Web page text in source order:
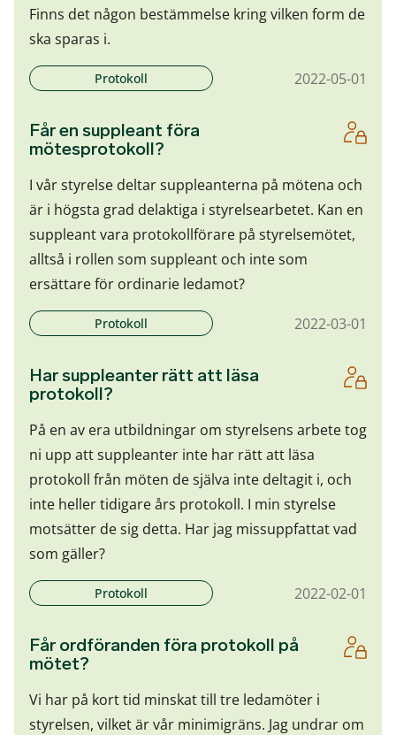
Finns det någon bestämmelse kring vilken form de
ska sparas i.
Protokoll 2022-05-01
Får en suppleant föra
mötesprotokoll?
I vår styrelse deltar suppleanterna på mötena och
är i högsta grad delaktiga i styrelsearbetet. Kan en
suppleant vara protokollförare på styrelsemötet,
alltså i rollen som suppleant och inte som
ersättare för ordinarie ledamot?
Protokoll 2022-03-01
Har suppleanter rätt att läsa
protokoll?
På en av era utbildningar om styrelsens arbete tog
ni upp att suppleanter inte har rätt att läsa
protokoll från möten de själva inte deltagit i, och
inte heller tidigare års protokoll. I min styrelse
motsätter de sig detta. Har jag missuppfattat vad
som gäller?
Protokoll 2022-02-01
Får ordföranden föra protokoll på
mötet?
Vi har på kort tid minskat till tre ledamöter i
styrelsen, vilket är vår minimigräns. Jag undrar om